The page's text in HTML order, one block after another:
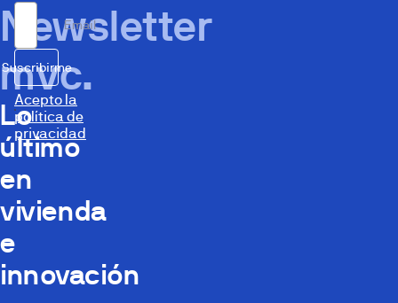
Newsletter
mvc.
Lo
último
en
vivienda
e
innovación
Email
Suscribirme
Acepto la
política de
privacidad